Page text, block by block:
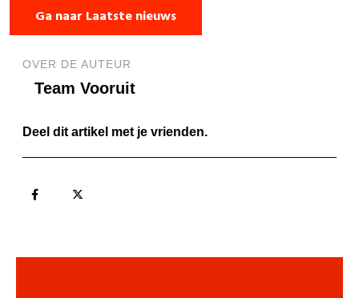
Ga naar Laatste nieuws
OVER DE AUTEUR
Team Vooruit
Deel dit artikel met je vrienden.